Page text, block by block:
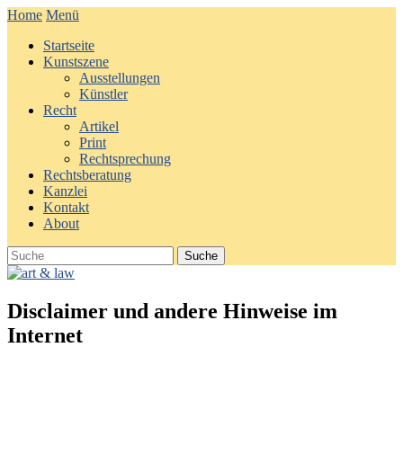
Home Menü
Startseite
Kunstszene
Ausstellungen
Künstler
Recht
Artikel
Print
Rechtsprechung
Rechtsberatung
Kanzlei
Kontakt
About
Disclaimer und andere Hinweise im
Internet